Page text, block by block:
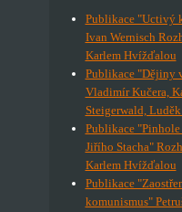
Publikace "Uctivý
Ivan Wernisch
Karlem Hvížďalou
Publikace "Dějiny
Vladimír Kučera,
Steigerwald,
Publikace "Pinhole
Jiřího Stacha"
Karlem Hvížďalou
Publikace
komunismus"